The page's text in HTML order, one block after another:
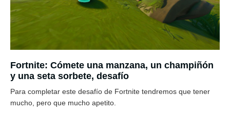
Fortnite: Cómete una manzana, un champiñón
y una seta sorbete, desafío
Para completar este desafío de Fortnite tendremos que tener
mucho, pero que mucho apetito.